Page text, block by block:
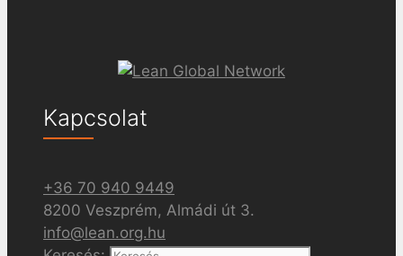
Kapcsolat
+36 70 940 9449
8200 Veszprém, Almádi út 3.
info@lean.org.hu